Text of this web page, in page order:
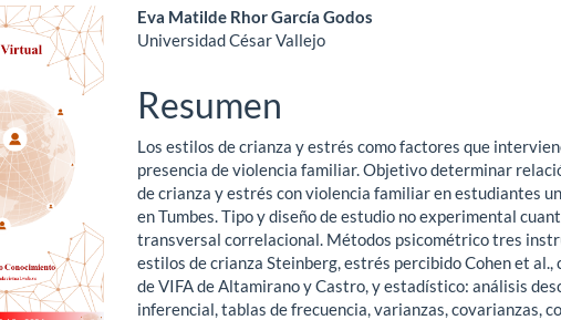
Contenido
del
artículo
Eva Matilde Rhor García Godos
Universidad César Vallejo
Resumen
Los estilos de crianza y estrés como factores que
presencia de violencia familiar. Objetivo determinar
de crianza y estrés con violencia familiar en estudiantes
en Tumbes. Tipo y diseño de estudio no experimental
transversal correlacional. Métodos psicométrico tres
estilos de crianza Steinberg, estrés percibido Cohen et al.,
de VIFA de Altamirano y Castro, y estadístico: análisis
inferencial, tablas de frecuencia, varianzas, covarianzas,